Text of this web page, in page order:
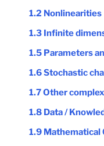
1.2 Nonlinearities
1.3 Infinite
1.5 Parameters
1.6 Stochastic
1.7 Other
1.8 Data /
1.9 Mathematical